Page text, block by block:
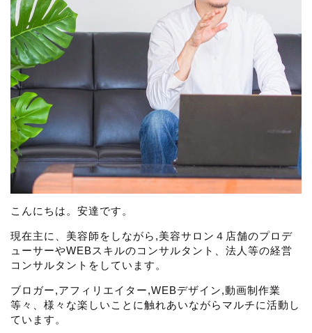
こんにちは。安達です。
現在主に、美容師をしながら,美容サロン４店舗のプロデ
ューサーやWEBスキルのコンサルタント、法人等の経営
コンサルタントをしています。
ブロガー,アフィリエイター,WEBデザイン,動画制作業
等々、様々な楽しいことに触れあいながらマルチに活動し
ています。